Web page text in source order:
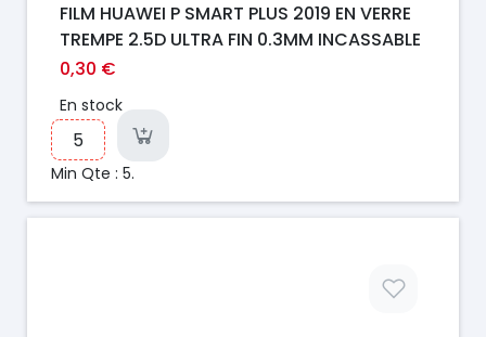
FILM HUAWEI P SMART PLUS 2019 EN VERRE
TREMPE 2.5D ULTRA FIN 0.3MM INCASSABLE
0,30 €
En stock
Min Qte : 5.